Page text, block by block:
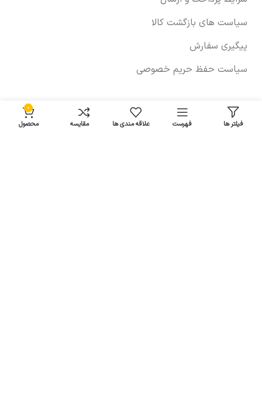
سیاست های بازگشت کالا
پیگیری سفارش
سیاست حفظ حریم خصوصی
خودروها
فیلتر ها فهرست علاقه مندی ها مقایسه
0
محصول